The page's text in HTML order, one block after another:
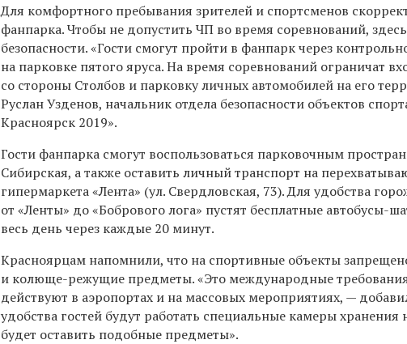
Для комфортного пребывания зрителей и спортсменов
фанпарка. Чтобы не допустить ЧП во время соревнований,
безопасности. «Гости смогут пройти в фанпарк через
на парковке пятого яруса.На время соревнований ограничат
со стороны Столбов и парковку личных автомобилей на его
Руслан Узденов, начальник отдела безопасности объектов
Красноярск 2019».
Гости фанпарка смогут воспользоваться парковочным
Сибирская, а также оставить личный транспорт на
гипермаркета «Лента» (ул. Свердловская, 73). Для удобства
от «Ленты» до «Бобрового лога» пустят бесплатные автобусы-
весь день через каждые 20 минут.
Красноярцам напомнили, что на спортивные объекты
и колюще-режущие предметы. «Это международные
действуют в аэропортах и на массовых мероприятиях, —
удобства гостей будут работать специальные камеры
будет оставить подобные предметы».